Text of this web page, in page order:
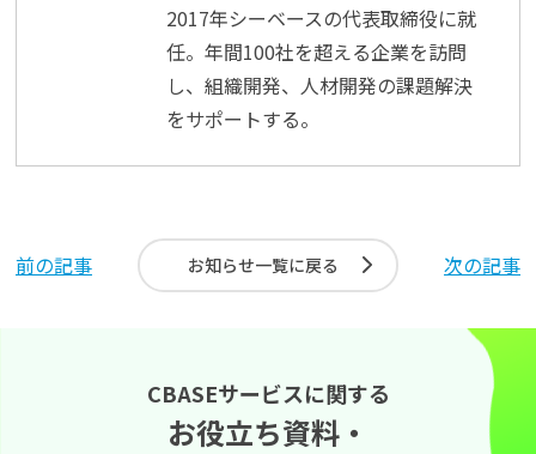
2017年シーベースの代表取締役に就
任。年間100社を超える企業を訪問
し、組織開発、人材開発の課題解決
をサポートする。
前の記事 お知らせ一覧に戻る 次の記事
CBASEサービスに関する
お役立ち資料・